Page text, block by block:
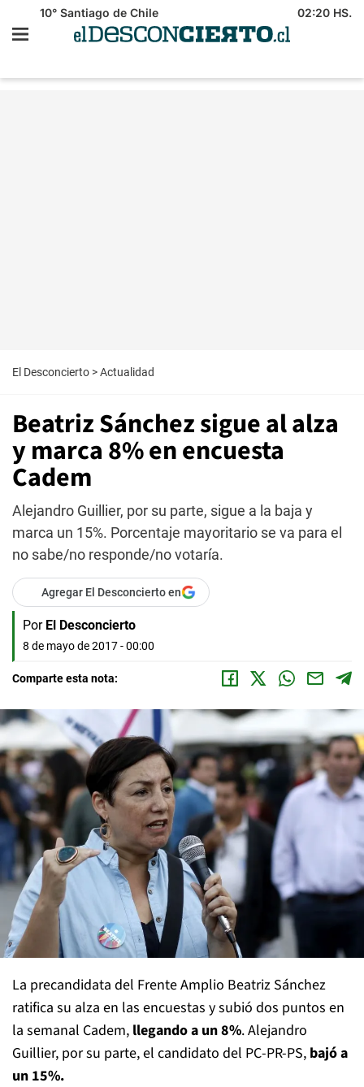
10° Santiago de Chile 02:20 HS.
El Desconcierto >Actualidad
Beatriz Sánchez sigue al alza
y marca 8% en encuesta
Cadem
Alejandro Guillier, por su parte, sigue a la baja y
marca un 15%. Porcentaje mayoritario se va para el
no sabe/no responde/no votaría.
Agregar El Desconcierto en
Por El Desconcierto
8 de mayo de 2017 - 00:00
Comparte esta nota:
La precandidata del Frente Amplio Beatriz Sánchez
ratifica su alza en las encuestas y subió dos puntos en
la semanal Cadem, llegando a un 8%. Alejandro
Guillier, por su parte, el candidato del PC-PR-PS, bajó a
un 15%.